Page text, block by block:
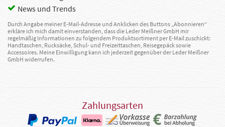
News und Trends
Durch Angabe meiner E-Mail-Adresse und Anklicken des Buttons „Abonnieren“
erkläre ich mich damit einverstanden, dass die Leder Meißner GmbH mir
regelmäßig Informationen zu folgendem Produktsortiment per E-Mail zuschickt:
Handtaschen, Rucksäcke, Schul- und Freizeittaschen, Reisegepäck sowie
Accessoires. Meine Einwilligung kann ich jederzeit gegenüber der Leder Meißner
GmbH widerrufen.
Zahlungsarten